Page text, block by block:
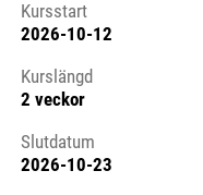
Kursstart 6264728
Kursstart
2026-10-12
Kurslängd
2 veckor
Slutdatum
2026-10-23